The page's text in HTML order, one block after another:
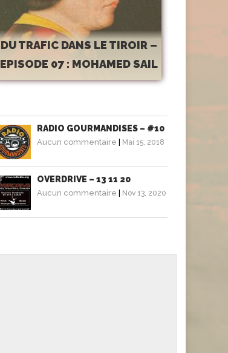
DU TRAFIC DANS LE TIROIR –
EPISODE 07 : MOHAMED SAIL
RADIO GOURMANDISES – #10
Aucun commentaire Mai 15, 2018
OVERDRIVE – 13 11 20
Aucun commentaire Nov 13, 2020